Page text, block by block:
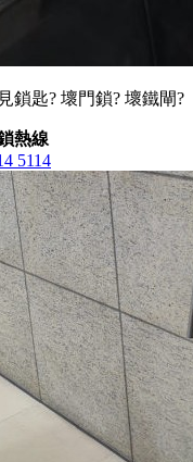
鎖匙? 壞門鎖? 壞鐵閘?
熱線
5114